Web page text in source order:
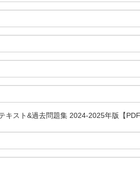
キスト&過去問題集 2024-2025年版【